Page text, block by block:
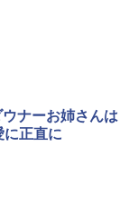
ナーお姉さんは
に正直に